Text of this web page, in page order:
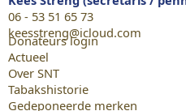
06 - 53 51 65 73
keesstreng@icloud.com
Donateurs login
Actueel
Over SNT
Tabakshistorie
Gedeponeerde merken